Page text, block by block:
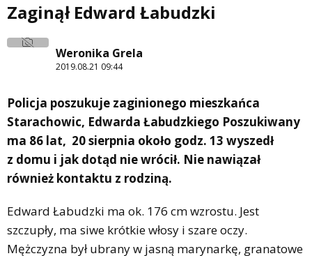
Zaginął Edward Łabudzki
Weronika Grela
2019.08.21 09:44
Policja poszukuje zaginionego mieszkańca
Starachowic, Edwarda Łabudzkiego Poszukiwany
ma 86 lat, 20 sierpnia około godz. 13 wyszedł
z domu i jak dotąd nie wrócił. Nie nawiązał
również kontaktu z rodziną.
Edward Łabudzki ma ok. 176 cm wzrostu. Jest
szczupły, ma siwe krótkie włosy i szare oczy.
Mężczyzna był ubrany w jasną marynarkę, granatowe